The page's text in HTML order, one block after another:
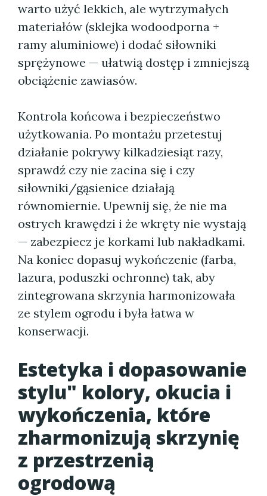
warto użyć lekkich, ale wytrzymałych
materiałów (sklejka wodoodporna +
ramy aluminiowe) i dodać siłowniki
sprężynowe — ułatwią dostęp i zmniejszą
obciążenie zawiasów.
Kontrola końcowa i bezpieczeństwo
użytkowania. Po montażu przetestuj
działanie pokrywy kilkadziesiąt razy,
sprawdź czy nie zacina się i czy
siłowniki/gąsienice działają
równomiernie. Upewnij się, że nie ma
ostrych krawędzi i że wkręty nie wystają
— zabezpiecz je korkami lub nakładkami.
Na koniec dopasuj wykończenie (farba,
lazura, poduszki ochronne) tak, aby
zintegrowana skrzynia harmonizowała
ze stylem ogrodu i była łatwa w
konserwacji.
Estetyka i dopasowanie
stylu" kolory, okucia i
wykończenia, które
zharmonizują skrzynię
z przestrzenią
ogrodową